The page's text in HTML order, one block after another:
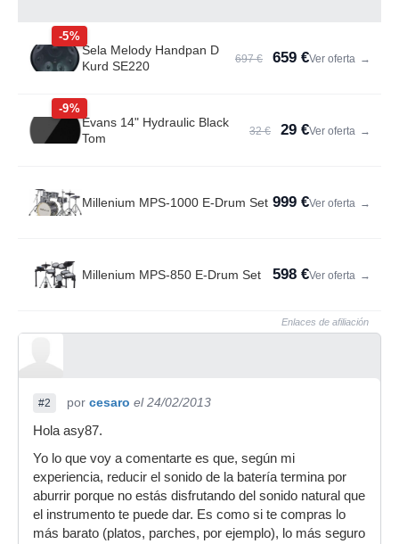
-5%
Sela Melody Handpan D
Kurd SE220
697 € 659 €Ver oferta →
-9%
Evans 14" Hydraulic Black
Tom
32 € 29 €Ver oferta →
Millenium MPS-1000 E-Drum Set 999 €Ver oferta →
Millenium MPS-850 E-Drum Set 598 €Ver oferta →
Enlaces de afiliación
#2 por cesaro el 24/02/2013
Hola asy87.
Yo lo que voy a comentarte es que, según mi
experiencia, reducir el sonido de la batería termina por
aburrir porque no estás disfrutando del sonido natural que
el instrumento te puede dar. Es como si te compras lo
más barato (platos, parches, por ejemplo), lo más seguro